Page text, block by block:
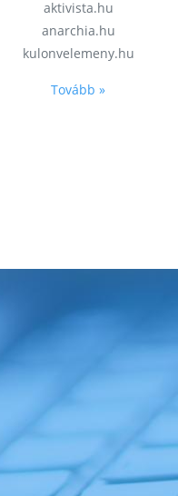
aktivista.hu
anarchia.hu
kulonvelemeny.hu
Tovább »